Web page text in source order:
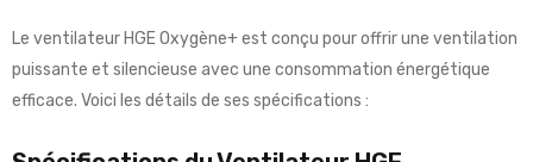
Le ventilateur HGE Oxygène+ est conçu pour offrir une ventilation
puissante et silencieuse avec une consommation énergétique
efficace. Voici les détails de ses spécifications :